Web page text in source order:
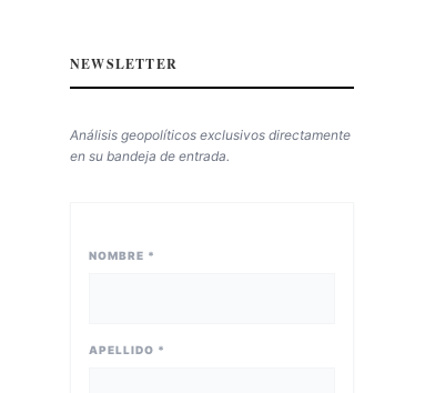
NEWSLETTER
Análisis geopolíticos exclusivos directamente
en su bandeja de entrada.
NOMBRE *
APELLIDO *